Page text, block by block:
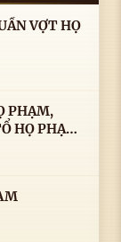
PHẠM,
HỌ PHẠM